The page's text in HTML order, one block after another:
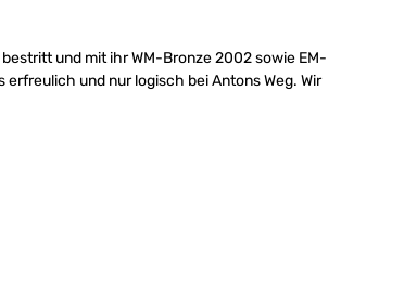
und mit ihr WM-Bronze 2002 sowie EM-
und nur logisch bei Antons Weg. Wir